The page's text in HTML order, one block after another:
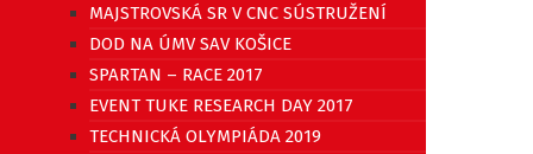
MAJSTROVSKÁ SR V CNC SÚSTRUŽENÍ
DOD NA ÚMV SAV KOŠICE
SPARTAN – RACE 2017
EVENT TUKE RESEARCH DAY 2017
TECHNICKÁ OLYMPIÁDA 2019